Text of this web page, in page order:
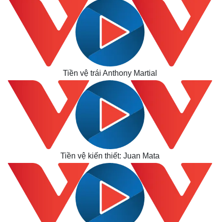
Tiền vệ trái Anthony Martial
Tiền vệ kiến thiết: Juan Mata